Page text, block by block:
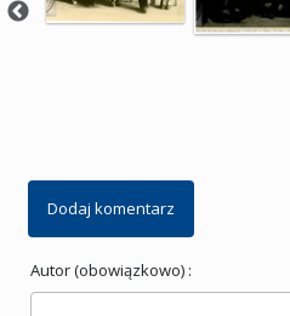
Dodaj komentarz
Autor (obowiązkowo) :